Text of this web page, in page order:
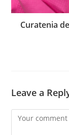
Curatenia
Leave a
Comment